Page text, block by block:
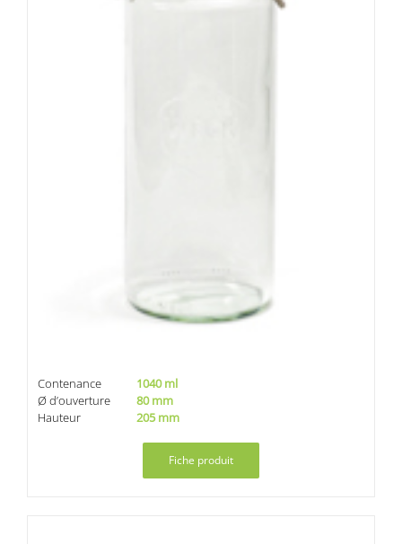
Contenance
1040 ml
Ø d’ouverture
80 mm
Hauteur
205 mm
Fiche produit